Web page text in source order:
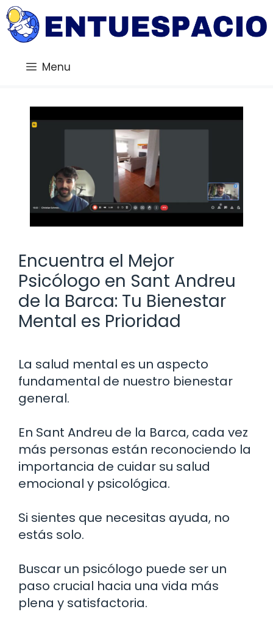
Saltar
al
contenido
Menu
Encuentra el Mejor
Psicólogo en Sant Andreu
de la Barca: Tu Bienestar
Mental es Prioridad
La salud mental es un aspecto
fundamental de nuestro bienestar
general.
En Sant Andreu de la Barca, cada vez
más personas están reconociendo la
importancia de cuidar su salud
emocional y psicológica.
Si sientes que necesitas ayuda, no
estás solo.
Buscar un psicólogo puede ser un
paso crucial hacia una vida más
plena y satisfactoria.